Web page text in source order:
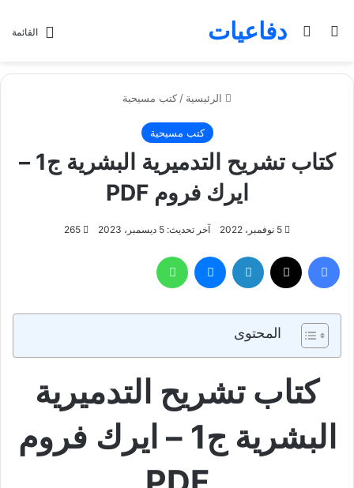
القائمة دفاعياتبحث عنالوضع المظلم
الرئيسية / كتب مسيحية
كتب مسيحية
كتاب تشريح التدميرية البشرية ج1 –
ايرك فروم PDF
5 نوفمبر، 2022 آخر تحديث: 5 ديسمبر، 2023 265
فيسبوك تويتر لينكدإن ماسنجر
المحتوى
كتاب تشريح التدميرية
البشرية ج1 – ايرك فروم